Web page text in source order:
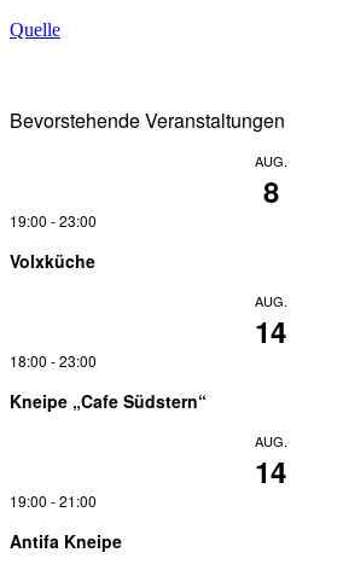
Quelle
Bevorstehende Veranstaltungen
AUG.
8
19:00 -23:00
Volxküche
AUG.
14
18:00 -23:00
Kneipe „Cafe Südstern“
AUG.
14
19:00 -21:00
Antifa Kneipe